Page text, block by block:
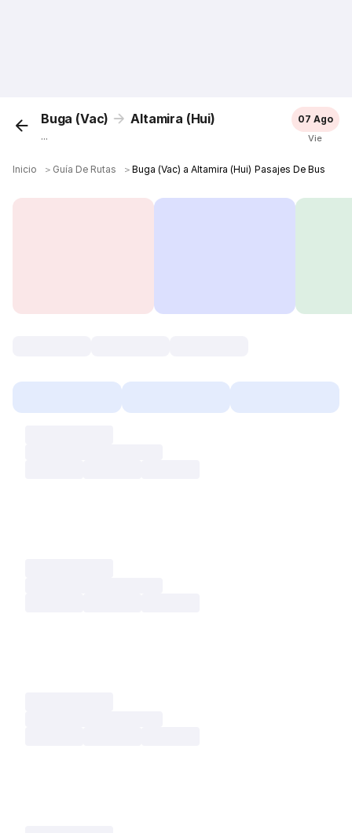
Buga (Vac) Altamira (Hui)
...
07 Ago
Vie
Inicio ＞ Guía De Rutas ＞Buga (Vac) a Altamira (Hui) Pasajes De Bus